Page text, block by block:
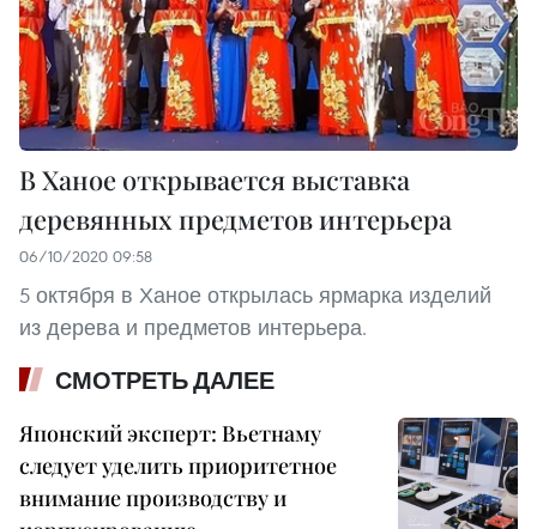
В Ханое открывается выставка
деревянных предметов интерьера
06/10/2020 09:58
5 октября в Ханое открылась ярмарка изделий
из дерева и предметов интерьера.
СМОТРЕТЬ ДАЛЕЕ
Японский эксперт: Вьетнаму
следует уделить приоритетное
внимание производству и